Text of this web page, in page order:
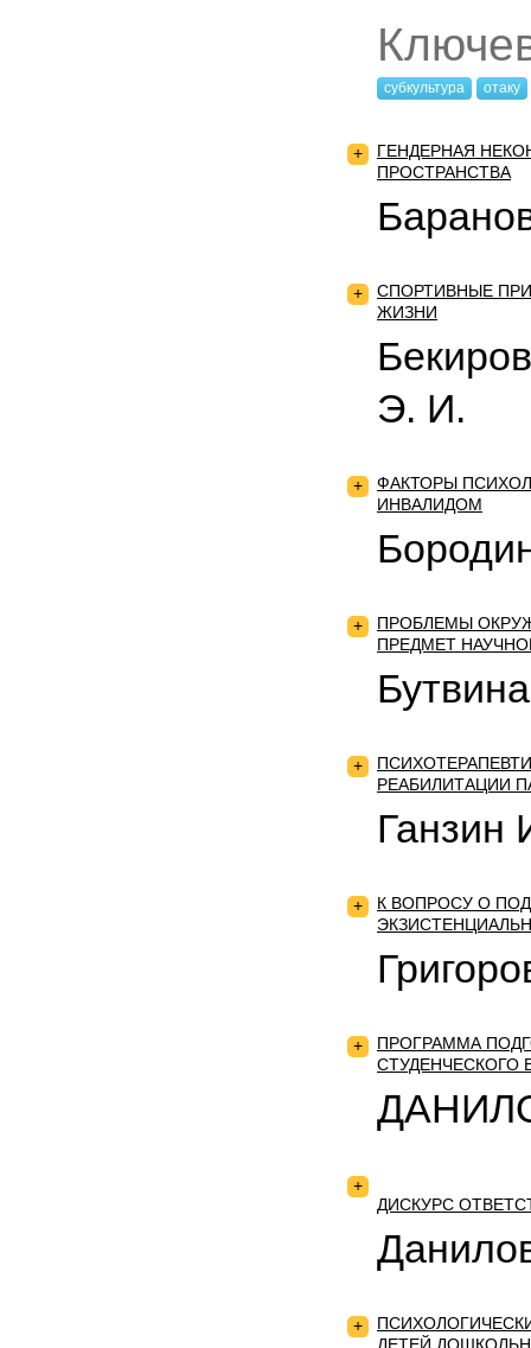
субкультура отаку
+
ГЕНДЕРНАЯ
ПРОСТРАНСТВА
+
СПОРТИВНЫЕ
ЖИЗНИ
Э. И.
+
ФАКТОРЫ
ИНВАЛИДОМ
+
ПРОБЛЕМЫ
ПРЕДМЕТ
+
РЕАБИЛИТАЦИИ
Ганзин
+
К ВОПРОСУ О
+
ПРОГРАММА
СТУДЕНЧЕСКОГО
+
ДИСКУРС
+